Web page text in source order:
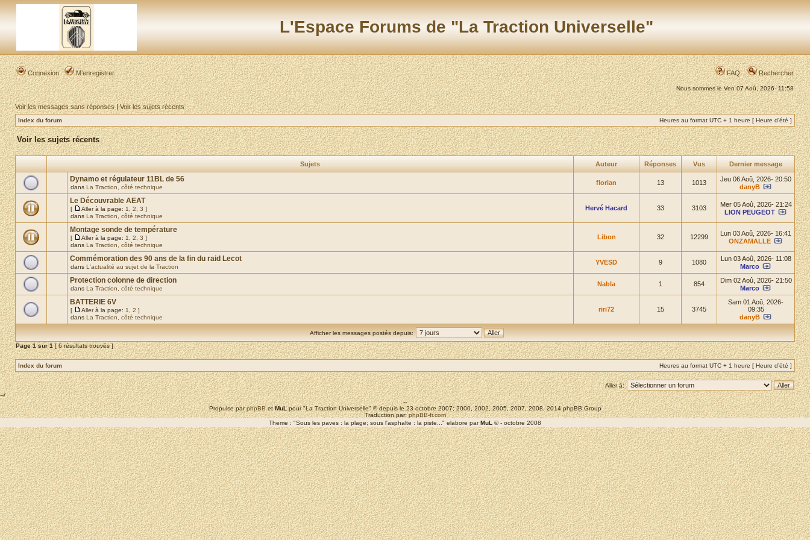
L'Espace Forums de "La Traction Universelle"
Connexion M’enregistrer FAQ Rechercher
Nous sommes le Ven 07 Aoû, 2026- 11:58
Voir les messages sans réponses|Voir les sujets récents
Index du forum Heures au format UTC + 1 heure [ Heure d’été ]
Voir les sujets récents
Sujets Auteur Réponses Vus Dernier message
Dynamo et régulateur 11BL de 56
dans La Traction, côté technique
florian 13 1013
Jeu 06 Aoû, 2026- 20:50
danyB
Le Découvrable AEAT
[ Aller à la page: 1 2 3 ]
dans La Traction, côté technique
Hervé Hacard 33 3103
Mer 05 Aoû, 2026- 21:24
LION PEUGEOT
Montage sonde de température
[ Aller à la page: 1 2 3 ]
dans La Traction, côté technique
Libon 32 12299
Lun 03 Aoû, 2026- 16:41
ONZAMALLE
Commémoration des 90 ans de la fin du raid Lecot
dans L'actualité au sujet de la Traction
YVESD 9 1080
Lun 03 Aoû, 2026- 11:08
Marco
Protection colonne de direction
dans La Traction, côté technique
Nabla 1 854
Dim 02 Aoû, 2026- 21:50
Marco
BATTERIE 6V
[ Aller à la page: 1 2 ]
dans La Traction, côté technique
riri72 15 3745
Sam 01 Aoû, 2026-
09:35
danyB
Afficher les messages postés depuis:
Page1sur1[ 6 résultats trouvés ]
Index du forum Heures au format UTC + 1 heure [ Heure d’été ]
Aller à:
--/
--
Propulse parphpBBetMuLpour "La Traction Universelle" © depuis le 23 octobre 2007; 2000, 2002, 2005, 2007, 2008, 2014 phpBB Group
Traduction par:phpBB-fr.com
Theme : "Sous les paves : la plage; sous l'asphalte : la piste..." elabore parMuL © - octobre 2008